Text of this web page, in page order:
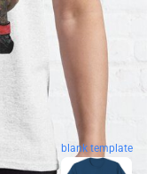
blank template